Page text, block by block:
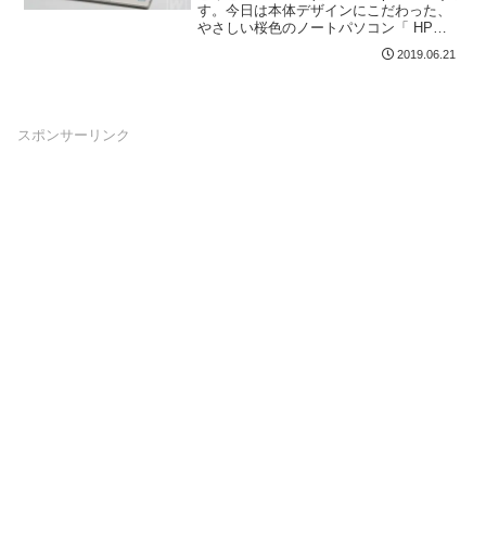
す。今日は本体デザインにこだわった、
やさしい桜色のノートパソコン「 HP
2019.06.21
スポンサーリンク